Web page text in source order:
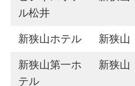
ル松井
新狭山ホテル 新狭山
新狭山第一ホ
テル
新狭山